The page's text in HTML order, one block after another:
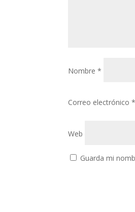
Nombre*
Correo electrónico*
Web
Guarda mi